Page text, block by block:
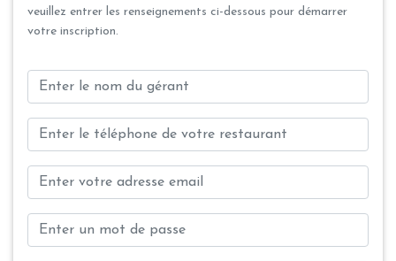
veuillez entrer les renseignements ci-dessous pour démarrer
votre inscription.